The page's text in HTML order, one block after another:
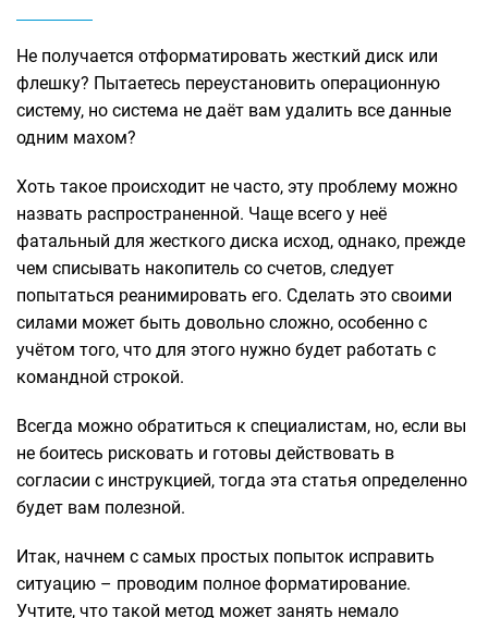
Не получается отформатировать жесткий диск или
флешку? Пытаетесь переустановить операционную
систему, но система не даёт вам удалить все данные
одним махом?
Хоть такое происходит не часто, эту проблему можно
назвать распространенной. Чаще всего у неё
фатальный для жесткого диска исход, однако, прежде
чем списывать накопитель со счетов, следует
попытаться реанимировать его. Сделать это своими
силами может быть довольно сложно, особенно с
учётом того, что для этого нужно будет работать с
командной строкой.
Всегда можно обратиться к специалистам, но, если вы
не боитесь рисковать и готовы действовать в
согласии с инструкцией, тогда эта статья определенно
будет вам полезной.
Итак, начнем с самых простых попыток исправить
ситуацию – проводим полное форматирование.
Учтите, что такой метод может занять немало